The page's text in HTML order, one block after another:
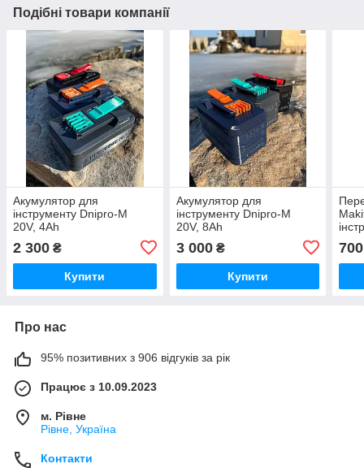
Подібні товари компанії
Акумулятор для
інструменту Dnipro-M
20V, 4Ah
2 300 ₴
Купити
Акумулятор для
інструменту Dnipro-M
20V, 8Ah
3 000₴
Купити
700
Про нас
95% позитивних з 906 відгуків за рік
Працює з 10.09.2023
м. Рівне
Рівне, Україна
Контакти